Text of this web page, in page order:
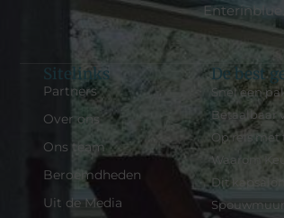
Sitelinks
Partners
Over ons
Ons team
Beroemdheden
Uit de Media
De best
Snel een
Betaalbaar
Op reis met
Waarom
Dit